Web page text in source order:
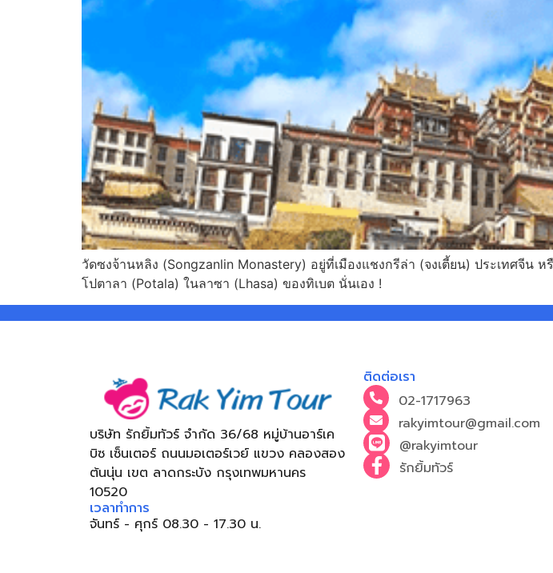
วัดซงจ้านหลิง (Songzanlin Monastery) อยู่ที่เมืองแชงกรีล่า (จงเตี้ยน) ประเทศจีน
โปตาลา (Potala) ในลาซา (Lhasa) ของทิเบต นั่นเอง !
บริษัท รักยิ้มทัวร์ จำกัด 36/68 หมู่บ้านอาร์เค
บิซ เซ็นเตอร์ ถนนมอเตอร์เวย์ แขวง คลองสอง
ต้นนุ่น เขต ลาดกระบัง กรุงเทพมหานคร
10520
เวลาทำการ
จันทร์ - ศุกร์ 08.30 - 17.30 น.
ติดต่อเรา
02-1717963
rakyimtour@gmail.com
@rakyimtour
รักยิ้มทัวร์